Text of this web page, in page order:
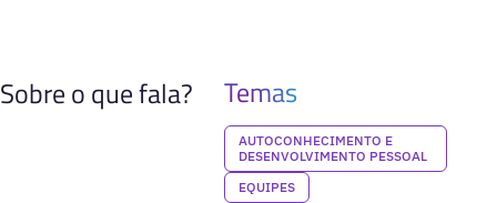
Sobre o que fala? Temas
AUTOCONHECIMENTO E
DESENVOLVIMENTO PESSOAL
EQUIPES